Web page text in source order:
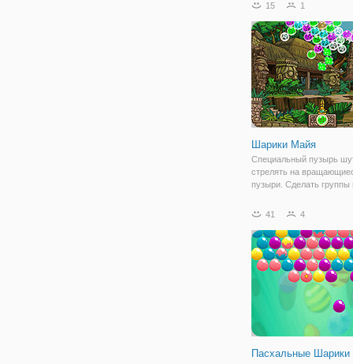
категории "три в ряд". В
необходима скорость,
мыслить четко и
15 1
Шарики Майя
Специальный пузырь
стрелять на
пузыри. Сделать группы
чтобы удалить их.
изменить цвет.
41 4
Пасхальные Шарики